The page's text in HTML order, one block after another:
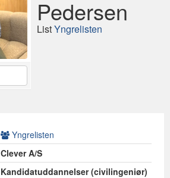
Pedersen
ListYngrelisten
Yngrelisten
Clever A/S
Kandidatuddannelser (civilingeniør)